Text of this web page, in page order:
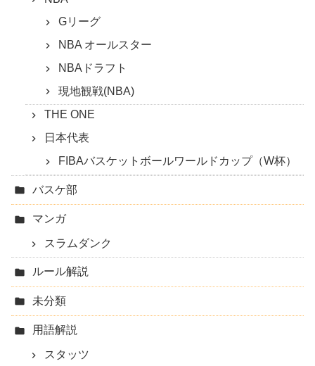
Gリーグ
NBA オールスター
NBAドラフト
現地観戦(NBA)
THE ONE
日本代表
FIBAバスケットボールワールドカップ（W杯）
バスケ部
マンガ
スラムダンク
ルール解説
未分類
用語解説
スタッツ